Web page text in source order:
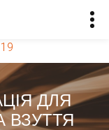
ДЛЯ
ВЗУТТЯ